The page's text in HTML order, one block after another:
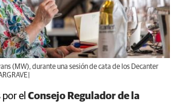
(MW), durante una sesión de cata de los Decanter
el Consejo Regulador de la